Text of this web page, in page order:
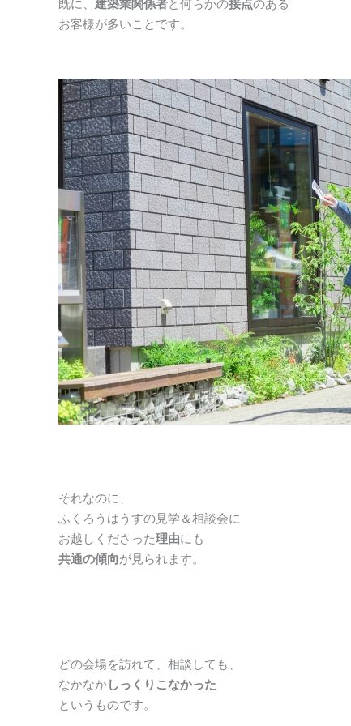
既に、 建築業関係者と何らかの接点のある
お客様が多いことです。
それなのに、
ふくろうはうすの見学＆相談会に
お越しくださった理由にも
共通の傾向が見られます。
どの会場を訪れて、相談しても、
なかなかしっくりこなかった
というものです。